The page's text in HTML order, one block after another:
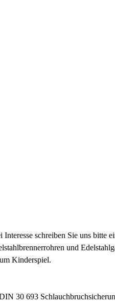
schreiben Sie uns
und
Kinderspiel.
30 693